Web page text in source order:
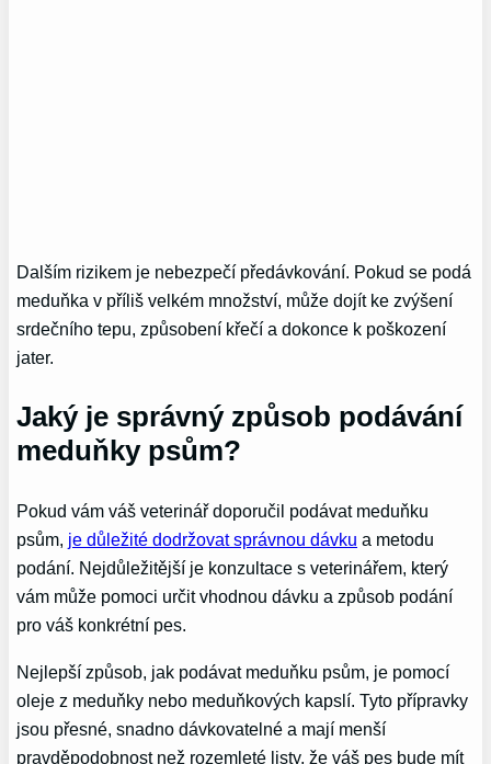
Dalším rizikem je nebezpečí předávkování. Pokud se podá
meduňka v příliš velkém množství, může dojít ke zvýšení
srdečního tepu, způsobení křečí a dokonce k poškození
jater.
Jaký je správný způsob podávání
meduňky psům?
Pokud vám váš veterinář doporučil podávat meduňku
psům, je důležité dodržovat správnou dávku a metodu
podání. Nejdůležitější je konzultace s veterinářem, který
vám může pomoci určit vhodnou dávku a způsob podání
pro váš konkrétní pes.
Nejlepší způsob, jak podávat meduňku psům, je pomocí
oleje z meduňky nebo meduňkových kapslí. Tyto přípravky
jsou přesné, snadno dávkovatelné a mají menší
pravděpodobnost než rozemleté listy, že váš pes bude mít